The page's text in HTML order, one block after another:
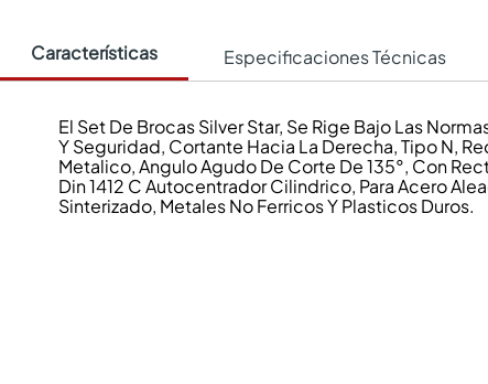
Características Especificaciones Técnicas
El Set De Brocas Silver Star, Se Rige Bajo Las
Y Seguridad, Cortante Hacia La Derecha, Tipo N,
Metalico, Angulo Agudo De Corte De 135°, Con
Din 1412 C Autocentrador Cilindrico, Para Acero
Sinterizado, Metales No Ferricos Y Plasticos Duros.